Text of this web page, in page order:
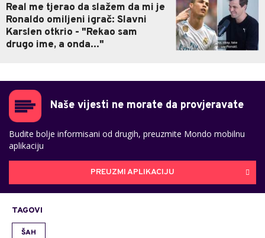
Real me tjerao da slažem da mi je
Ronaldo omiljeni igrač: Slavni
Karslen otkrio - "Rekao sam
drugo ime, a onda..."
Naše vijesti ne morate da provjeravate
Budite bolje informisani od drugih, preuzmite Mondo mobilnu
aplikaciju
PREUZMI APLIKACIJU
TAGOVI
ŠAH